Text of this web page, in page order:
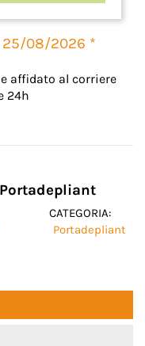
25/08/2026 *
affidato al corriere
24h
CATEGORIA:
Portadepliant